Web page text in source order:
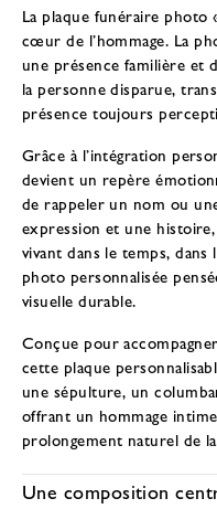
La plaque funéraire photo
cœur de l’hommage. La
une présence familière et
la personne disparue,
présence toujours
Grâce à l’intégration
devient un repère
de rappeler un nom ou
expression et une
vivant dans le temps, dans
photo personnalisée
visuelle durable.
Conçue pour
cette plaque
une sépulture, un
offrant un hommage
prolongement naturel de
Une composition